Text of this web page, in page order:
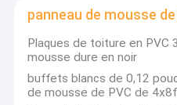
panneau de mousse de
Plaques de toiture en PVC
mousse dure en noir
buffets blancs de 0,12
de mousse de PVC de